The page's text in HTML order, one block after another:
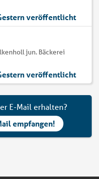
veröffentlicht
jun. Bäckerei
veröffentlicht
E-Mail erhalten?
empfangen!